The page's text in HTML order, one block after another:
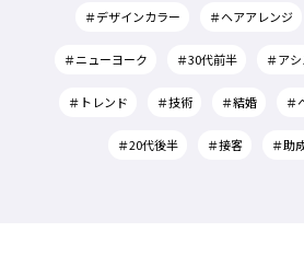
＃デザインカラー ＃ヘアアレンジ
＃ニューヨーク ＃30代前半 ＃ア
＃トレンド ＃技術 ＃結婚 ＃
＃20代後半 ＃接客 ＃助